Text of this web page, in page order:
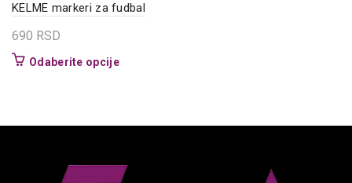
KELME markeri za fudbal
690 RSD
Odaberite opcijeOvaj
mogu